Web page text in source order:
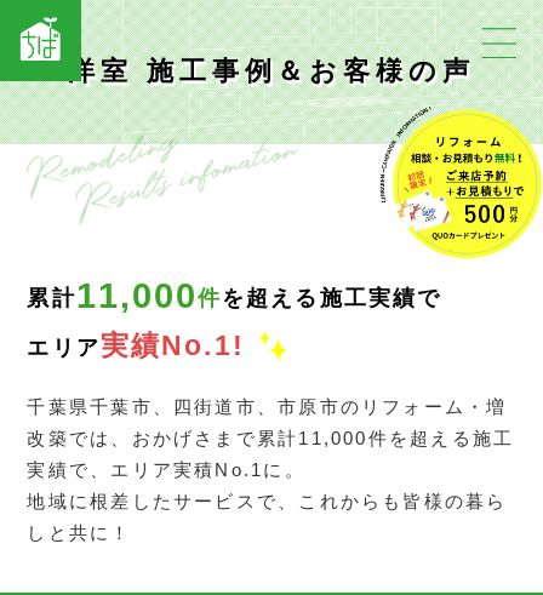
洋室 施工事例＆お客様の声
累計11,000件を超える施工実績で
エリア実績No.1!
千葉県千葉市、四街道市、市原市のリフォーム・増
改築では、おかげさまで累計11,000件を超える施工
実績で、エリア実積No.1に。
地域に根差したサービスで、これからも皆様の暮ら
しと共に！